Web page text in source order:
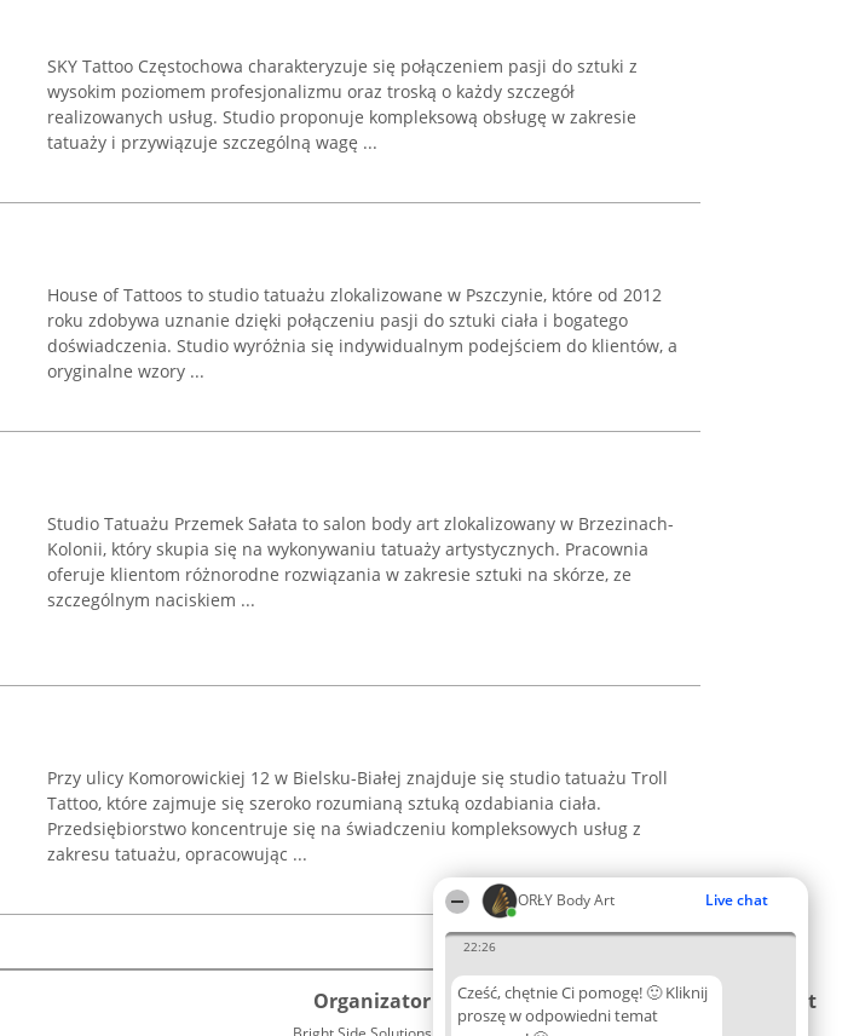
ORŁY Body Art Live chat
22:26
Cześć, chętnie Ci pomogę! 🙂 Kliknij
proszę w odpowiedni temat
SKY Tattoo Częstochowa charakteryzuje się połączeniem pasji do sztuki z
wysokim poziomem profesjonalizmu oraz troską o każdy szczegół
realizowanych usług. Studio proponuje kompleksową obsługę w zakresie
tatuaży i przywiązuje szczególną wagę ...
House of Tattoos to studio tatuażu zlokalizowane w Pszczynie, które od 2012
roku zdobywa uznanie dzięki połączeniu pasji do sztuki ciała i bogatego
doświadczenia. Studio wyróżnia się indywidualnym podejściem do klientów, a
oryginalne wzory ...
Studio Tatuażu Przemek Sałata to salon body art zlokalizowany w Brzezinach-
Kolonii, który skupia się na wykonywaniu tatuaży artystycznych. Pracownia
oferuje klientom różnorodne rozwiązania w zakresie sztuki na skórze, ze
szczególnym naciskiem ...
Przy ulicy Komorowickiej 12 w Bielsku-Białej znajduje się studio tatuażu Troll
Tattoo, które zajmuje się szeroko rozumianą sztuką ozdabiania ciała.
Przedsiębiorstwo koncentruje się na świadczeniu kompleksowych usług z
zakresu tatuażu, opracowując ...
Organizator plebiscytu Plebiscyt Kontakt